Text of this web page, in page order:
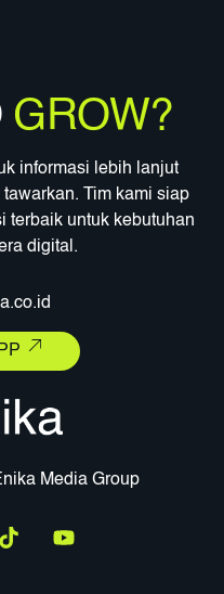
GROW?
informasi lebih lanjut
Tim kami siap
terbaik untuk kebutuhan
digital.
Media Group